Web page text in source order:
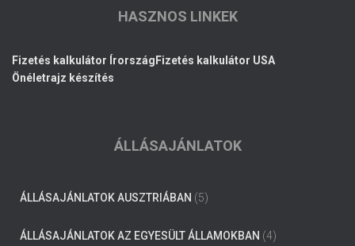
HASZNOS LINKEK
Fizetés kalkulátor Írország Fizetés kalkulátor USA
Önéletrajz készítés
ÁLLÁSAJÁNLATOK
ÁLLÁSAJÁNLATOK AUSZTRIÁBAN (5)
ÁLLÁSAJÁNLATOK AZ EGYESÜLT ÁLLAMOKBAN (4)